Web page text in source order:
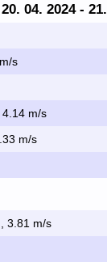
04. 2024 -
s
m/s
m/s
3.81 m/s